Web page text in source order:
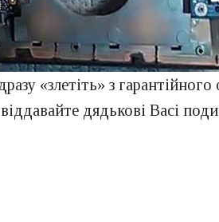
«злетіть» з
дядькові Васі